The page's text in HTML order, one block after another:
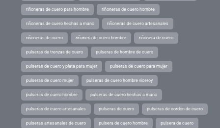
riñoneras de cuero para hombre riñoneras de cuero hombre
riñoneras de cuero hechas a mano riñoneras de cuero artesanales
riñoneras de cuero riñonera de cuero hombre riñonera de cuero
pulseras de trenzas de cuero pulseras de hombre de cuero
pulseras de cuero y plata para mujer pulseras de cuero para mujer
pulseras de cuero mujer pulseras de cuero hombre viceroy
pulseras de cuero hombre pulseras de cuero hechas a mano
pulseras de cuero artesanales pulseras de cuero pulseras de cordon de cuero
pulseras artesanales de cuero pulsera de cuero hombre pulsera de cuero